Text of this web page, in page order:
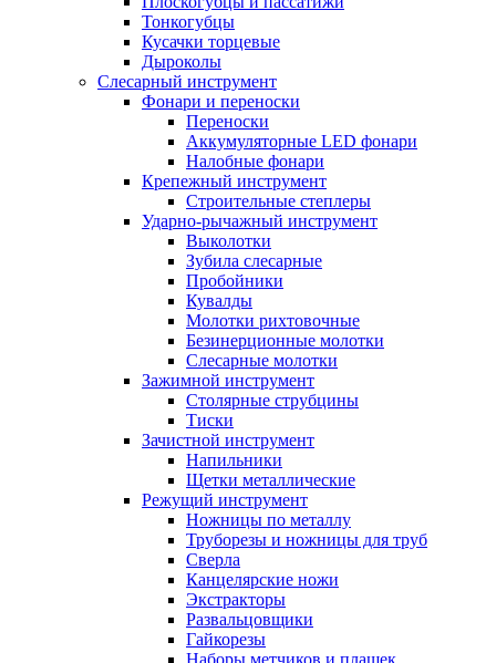
Тонкогубцы
Кусачки торцевые
Дыроколы
Слесарный инструмент
Фонари и переноски
Переноски
Аккумуляторные LED фонари
Налобные фонари
Крепежный инструмент
Строительные степлеры
Ударно-рычажный инструмент
Выколотки
Зубила слесарные
Пробойники
Кувалды
Молотки рихтовочные
Безинерционные молотки
Слесарные молотки
Зажимной инструмент
Столярные струбцины
Тиски
Зачистной инструмент
Напильники
Щетки металлические
Режущий инструмент
Ножницы по металлу
Труборезы и ножницы для труб
Сверла
Канцелярские ножи
Экстракторы
Развальцовщики
Гайкорезы
Наборы метчиков и плашек